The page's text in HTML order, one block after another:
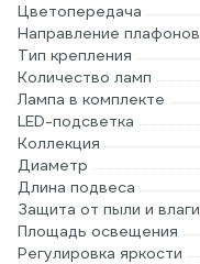
Цветопередача
Направление плафонов
Тип крепления
Количество ламп
Лампа в комплекте
LED-подсветка
Коллекция
Диаметр
Длина подвеса
Защита от пыли и влаги
Площадь освещения
Регулировка яркости